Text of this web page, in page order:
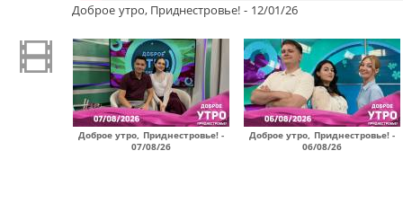
Доброе утро, Приднестровье! - 12/01/26
Доброе утро, Приднестровье! -
07/08/26
Доброе утро, Приднестровье! -
06/08/26